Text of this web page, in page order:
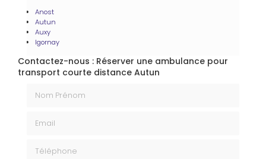
Anost
Autun
Auxy
Igornay
Contactez-nous : Réserver une ambulance pour
transport courte distance Autun